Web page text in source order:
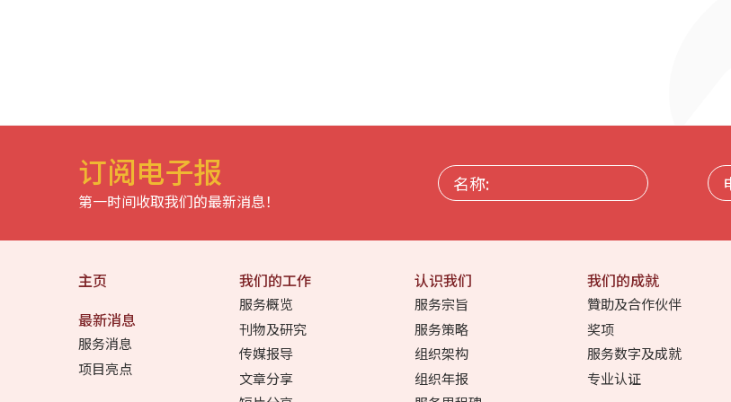
订阅电子报
第一时间收取我们的最新消息！
名
称:
电
邮:
主页
最新消息
服务消息
项目亮点
我们的工作
服务概览
刊物及研究
传媒报导
文章分享
认识我们
服务宗旨
服务策略
组织架构
组织年报
我们的成就
贊助及合作伙伴
奖项
服务数字及成就
专业认证